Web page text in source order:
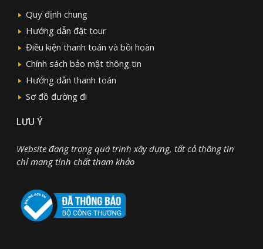
Quy định chung
Hướng dẫn đặt tour
Điều kiện thanh toán và bồi hoàn
Chính sách bảo mật thông tin
Hướng dẫn thanh toán
Sơ đồ đường đi
LƯU Ý
Website đang trong quá trình xây dựng, tất cả thông tin
chỉ mang tính chất tham khảo